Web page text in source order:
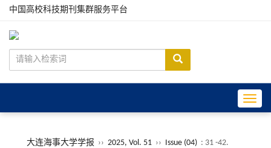
中国高校科技期刊集群服务平台
大连海事大学学报 ›› 2025, Vol. 51 ›› Issue (04) : 31 -42.